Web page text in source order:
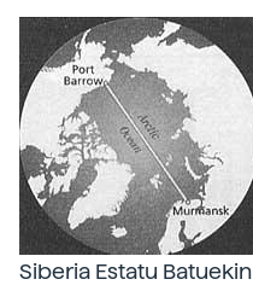
Siberia Estatu